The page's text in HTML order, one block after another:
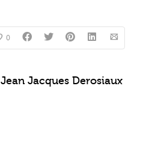
0
Jean Jacques Derosiaux